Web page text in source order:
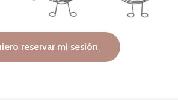
reservar mi sesión